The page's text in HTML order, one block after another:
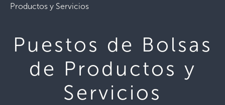
Productos y Servicios
Puestos de Bolsas
de Productos y
Servicios